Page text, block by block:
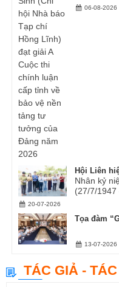
06-08-2026
Hội Liên
Nhân kỷ
(27/7/1947
20-07-2026
Tọa đàm
13-07-2026
TÁC GIẢ -